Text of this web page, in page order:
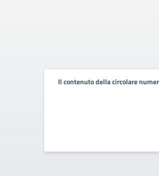
Il contenuto della circolare